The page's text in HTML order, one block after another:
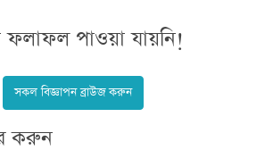
করুন
পাওয়া যায়নি!
সকল বিজ্ঞাপন ব্রাউজ করুন